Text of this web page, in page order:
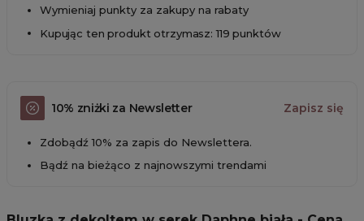
Wymieniaj punkty za zakupy na rabaty
Kupując ten produkt otrzymasz: 119 punktów
10% zniżki za Newsletter Zapisz się
Zdobądź 10% za zapis do Newslettera.
Bądź na bieżąco z najnowszymi trendami